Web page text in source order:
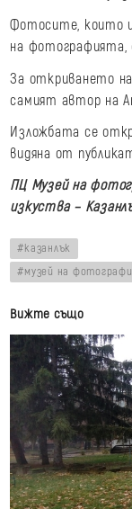
Фотосите, които
на фотографията,
За откриването
самият автор на
Изложбата се
видяна от
ПЦ Музей на
изкуства –
казанлък
музей на
Вижте също